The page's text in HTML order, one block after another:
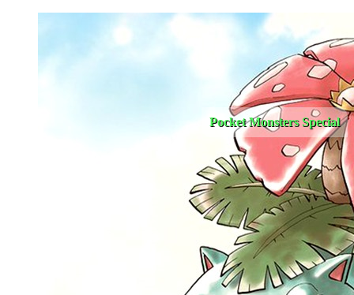
Pocket Monsters Special